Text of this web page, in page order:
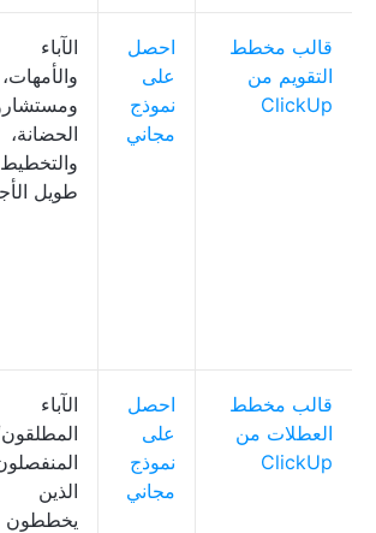
قالب مخطط
التقويم من
ClickUp
احصل
على
نموذج
مجاني
الآباء
والأمهات،
الحضانة،
والتخطيط
طويل
قالب مخطط
العطلات من
ClickUp
احصل
على
نموذج
مجاني
الآباء
الذين
يخططون